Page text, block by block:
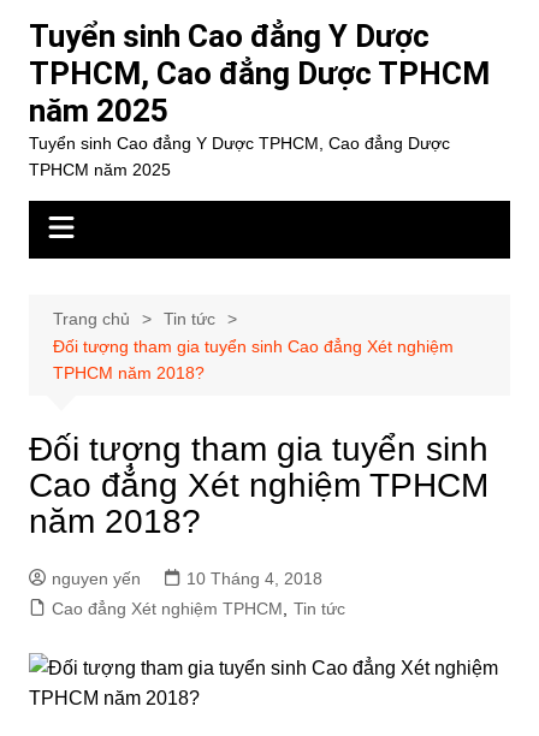
dung
Tuyển sinh Cao đẳng Y Dược
TPHCM, Cao đẳng Dược TPHCM
năm 2025
Tuyển sinh Cao đẳng Y Dược TPHCM, Cao đẳng Dược
TPHCM năm 2025
Trang chủ
Tin tức
Đối tượng tham gia tuyển sinh Cao đẳng Xét nghiệm
TPHCM năm 2018?
Đối tượng tham gia tuyển sinh
Cao đẳng Xét nghiệm TPHCM
năm 2018?
nguyen yến
10 Tháng 4, 2018
Cao đẳng Xét nghiệm TPHCM
Tin tức